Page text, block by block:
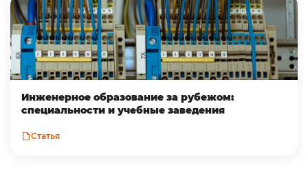
Инженерное образование за рубежом:
специальности и учебные заведения
Статья